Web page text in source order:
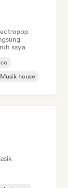
saya
Musik house